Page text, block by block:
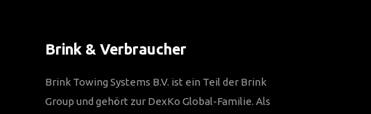
Brink & Verbraucher
Brink Towing Systems B.V. ist ein Teil der Brink
Group und gehört zur DexKo Global-Familie. Als